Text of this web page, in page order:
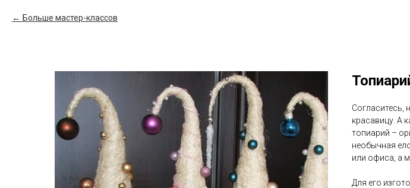
Больше мастер-классов
Согласитесь,
красавицу. А
топиарий –
необычная
или офиса, а
Для его